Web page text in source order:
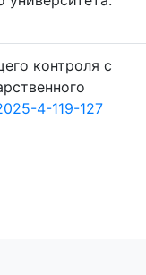
контроля с
4-119-127